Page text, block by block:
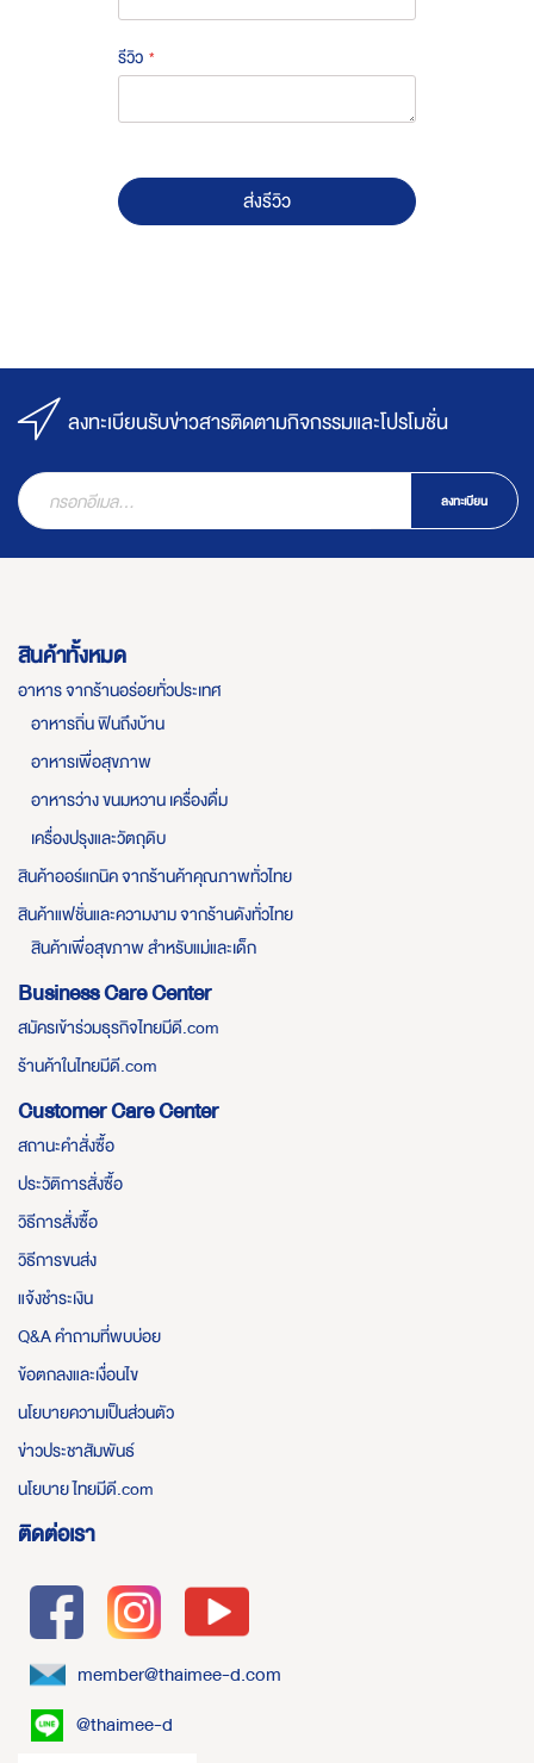
รีวิว
ส่งรีวิว
ลงทะเบียนรับข่าวสารติดตามกิจกรรมและโปรโมชั่น
ลงทะเบียน
สินค้าทั้งหมด
อาหาร จากร้านอร่อยทั่วประเทศ
อาหารถิ่น ฟินถึงบ้าน
อาหารเพื่อสุขภาพ
อาหารว่าง ขนมหวาน เครื่องดื่ม
เครื่องปรุงและวัตถุดิบ
สินค้าออร์แกนิค จากร้านค้าคุณภาพทั่วไทย
สินค้าแฟชั่นและความงาม จากร้านดังทั่วไทย
สินค้าเพื่อสุขภาพ สำหรับแม่และเด็ก
Business Care Center
สมัครเข้าร่วมธุรกิจไทยมีดี.com
ร้านค้าในไทยมีดี.com
Customer Care Center
สถานะคำสั่งซื้อ
ประวัติการสั่งซื้อ
วิธีการสั่งซื้อ
วิธีการขนส่ง
แจ้งชำระเงิน
Q&A คำถามที่พบบ่อย
ข้อตกลงและเงื่อนไข
นโยบายความเป็นส่วนตัว
ข่าวประชาสัมพันธ์
นโยบาย ไทยมีดี.com
ติดต่อเรา
member@thaimee-d.com
@thaimee-d